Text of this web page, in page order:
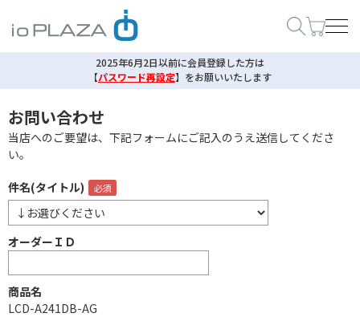
2025年6月2日以前に会員登録した方は
【パスワード再設定】 をお願いいたします
お問い合わせ
当店へのご要望は、下記フォームにご記入のうえ送信してくださ
い。
件名(タイトル)
オーダーＩＤ
商品名
LCD-A241DB-AG